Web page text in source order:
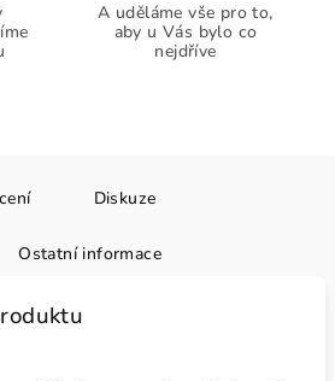
A uděláme vše pro to,
aby u Vás bylo co
nejdříve
Diskuze
Ostatní informace